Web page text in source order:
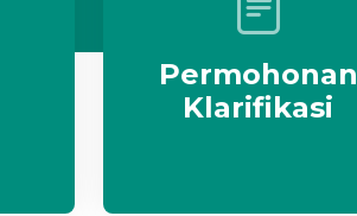
Permohonan
Klarifikasi